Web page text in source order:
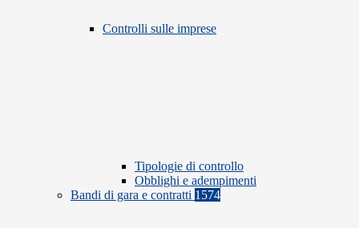
Controlli sulle imprese
Tipologie di controllo
Obblighi e adempimenti
Bandi di gara e contratti 1574